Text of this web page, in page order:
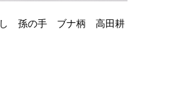
し 孫の手 ブナ柄 高田耕